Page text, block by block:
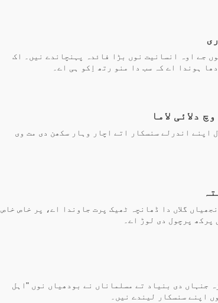
جے اوہ انسانیت نوں بڑا فائدہ پہنچاندے نیں۔ اک
ہوندا اے کہ سب دا منو رتھ اِکو ہی اے۔
دلائی لاما
اپنے اندرلے سنسکار اتے اچار وہار سکھن دی مت وی
گلاں دا ڈھانچہ ٹھیک پرت جاوندا اے، پر خاص خاص
پرچول دی لوڑ اے۔
جنہاں دی بنیاد تے مسلماناں نے بودھیاں نوں "اہل
اپنے سنسکار لیندے نیں۔